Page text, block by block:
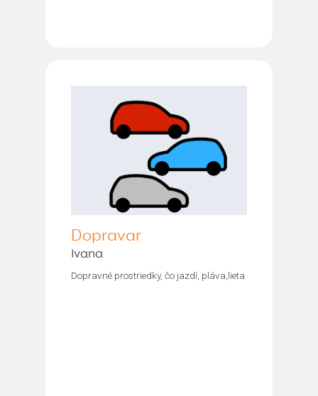
Dopravar
Ivana
Dopravné prostriedky, čo jazdí, pláva,lieta